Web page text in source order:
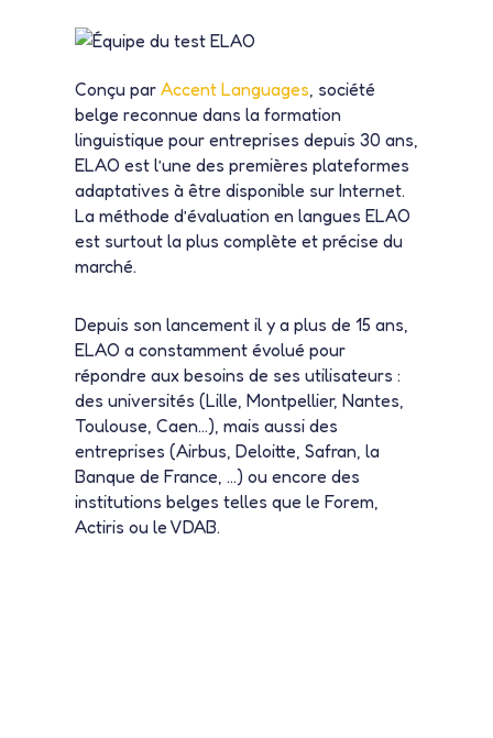
Conçu par Accent Languages, société
belge reconnue dans la formation
linguistique pour entreprises depuis 30 ans,
ELAO est l’une des premières plateformes
adaptatives à être disponible sur Internet.
La méthode d’évaluation en langues ELAO
est surtout la plus complète et précise du
marché.
Depuis son lancement il y a plus de 15 ans,
ELAO a constamment évolué pour
répondre aux besoins de ses utilisateurs :
des universités (Lille, Montpellier, Nantes,
Toulouse, Caen…), mais aussi des
entreprises (Airbus, Deloitte, Safran, la
Banque de France, …) ou encore des
institutions belges telles que le Forem,
Actiris ou le VDAB.